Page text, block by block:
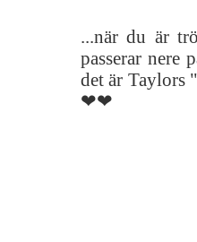
...när du är
passerar nere
det är Taylors
❤❤